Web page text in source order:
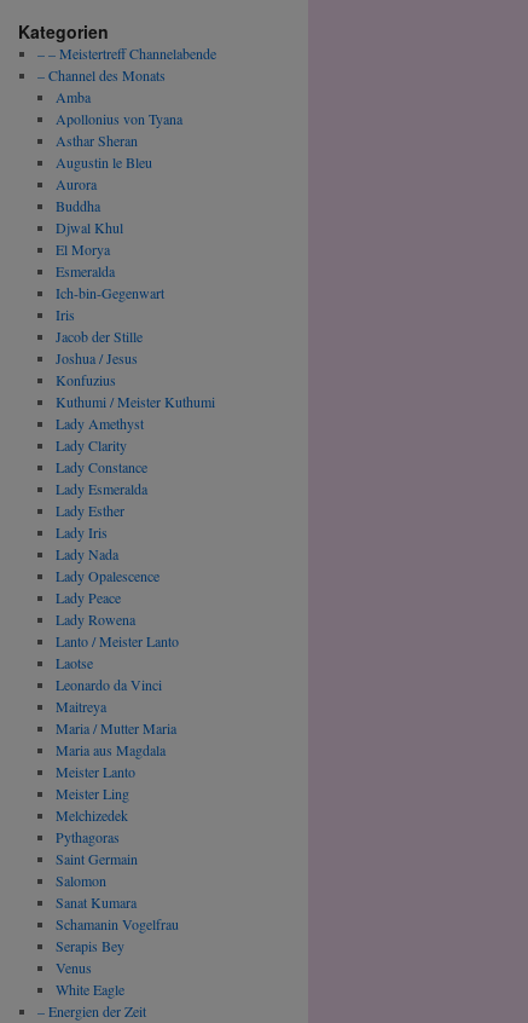
Kategorien
– – Meistertreff Channelabende
– Channel des Monats
Amba
Apollonius von Tyana
Asthar Sheran
Augustin le Bleu
Aurora
Buddha
Djwal Khul
El Morya
Esmeralda
Ich-bin-Gegenwart
Iris
Jacob der Stille
Joshua / Jesus
Konfuzius
Kuthumi / Meister Kuthumi
Lady Amethyst
Lady Clarity
Lady Constance
Lady Esmeralda
Lady Esther
Lady Iris
Lady Nada
Lady Opalescence
Lady Peace
Lady Rowena
Lanto / Meister Lanto
Laotse
Leonardo da Vinci
Maitreya
Maria / Mutter Maria
Maria aus Magdala
Meister Lanto
Meister Ling
Melchizedek
Pythagoras
Saint Germain
Salomon
Sanat Kumara
Schamanin Vogelfrau
Serapis Bey
Venus
White Eagle
– Energien der Zeit